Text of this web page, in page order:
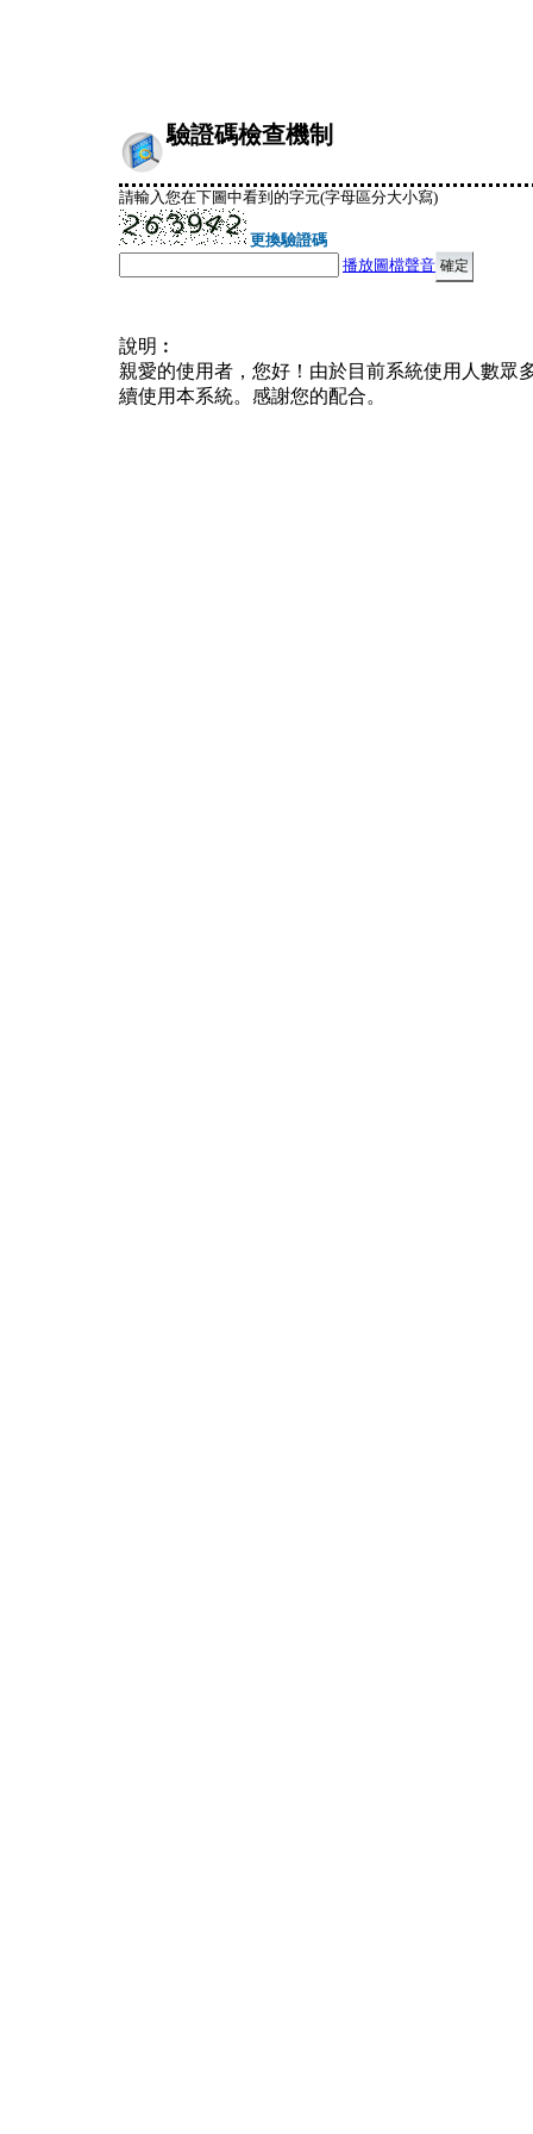
驗證碼檢查機制
請輸入您在下圖中看到的字元(字母區分大小寫)
更換驗證碼
播放圖檔聲音
說明︰
親愛的使用者，您好！由於目前系統使用人數眾
續使用本系統。感謝您的配合。